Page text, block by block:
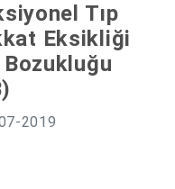
Tıp
Eksikliği
2019